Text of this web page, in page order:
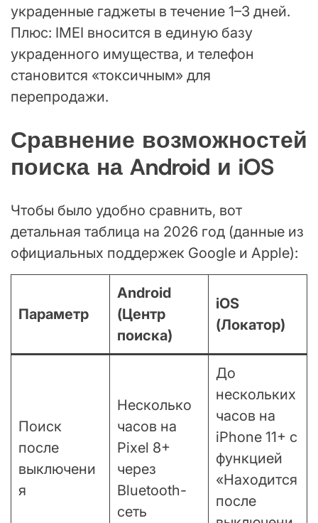
украденные гаджеты в течение 1–3 дней.
Плюс: IMEI вносится в единую базу
украденного имущества, и телефон
становится «токсичным» для
перепродажи.
Сравнение возможностей
поиска на Android и iOS
Чтобы было удобно сравнить, вот
детальная таблица на 2026 год (данные из
официальных поддержек Google и Apple):
Параметр
Android
(Центр
поиска)
iOS
(Локатор)
Поиск
после
выключени
я
Несколько
часов на
Pixel 8+
через
Bluetooth-
сеть
До
нескольких
часов на
iPhone 11+ с
функцией
«Находится
после